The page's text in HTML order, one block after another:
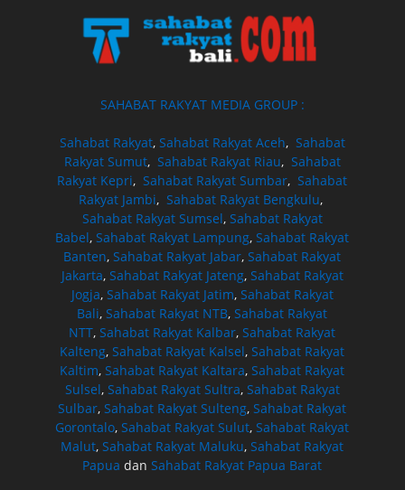
SAHABAT RAKYAT MEDIA GROUP :
Sahabat Rakyat, Sahabat Rakyat Aceh, Sahabat
Rakyat Sumut, Sahabat Rakyat Riau, Sahabat
Rakyat Kepri, Sahabat Rakyat Sumbar, Sahabat
Rakyat Jambi, Sahabat Rakyat Bengkulu,
Sahabat Rakyat Sumsel, Sahabat Rakyat
Babel, Sahabat Rakyat Lampung, Sahabat Rakyat
Banten, Sahabat Rakyat Jabar, Sahabat Rakyat
Jakarta, Sahabat Rakyat Jateng, Sahabat Rakyat
Jogja, Sahabat Rakyat Jatim, Sahabat Rakyat
Bali, Sahabat Rakyat NTB, Sahabat Rakyat
NTT, Sahabat Rakyat Kalbar, Sahabat Rakyat
Kalteng, Sahabat Rakyat Kalsel, Sahabat Rakyat
Kaltim, Sahabat Rakyat Kaltara, Sahabat Rakyat
Sulsel, Sahabat Rakyat Sultra, Sahabat Rakyat
Sulbar, Sahabat Rakyat Sulteng, Sahabat Rakyat
Gorontalo, Sahabat Rakyat Sulut, Sahabat Rakyat
Malut, Sahabat Rakyat Maluku, Sahabat Rakyat
Papua dan Sahabat Rakyat Papua Barat